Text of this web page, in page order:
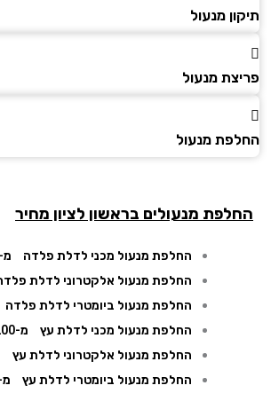
מנעול
מנעול
מנעול
מנעולים בראשון לציון מחיר
החלפת מנעול מכני לדלת פלדה
מ-200 ₪
החלפת מנעול אלקטרוני לדלת פלדה
מ-300 ₪
החלפת מנעול ביומטרי לדלת פלדה
מ-400 ₪
החלפת מנעול מכני לדלת עץ
מ-200 ₪
החלפת מנעול אלקטרוני לדלת עץ
מ-300 ₪
החלפת מנעול ביומטרי לדלת עץ
מ-350 ₪